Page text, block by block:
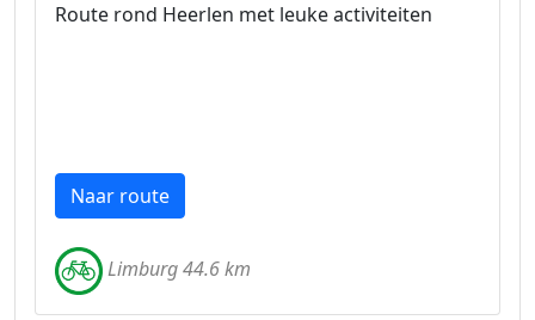
Route rond Heerlen met leuke activiteiten
Naar route
Limburg 44.6 km